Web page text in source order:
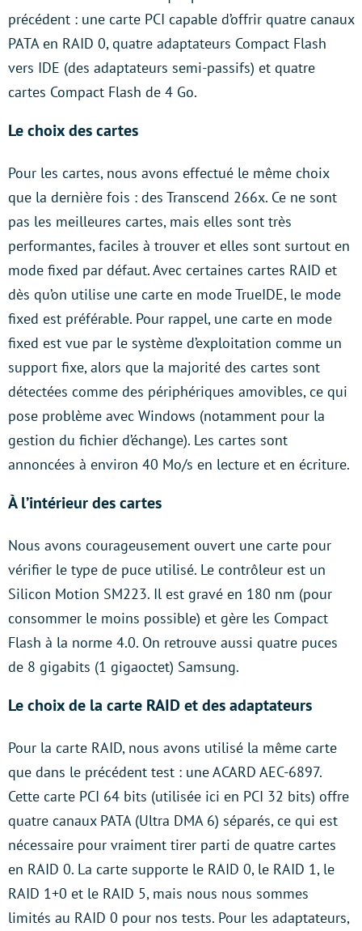
précédent : une carte PCI capable d’offrir quatre canaux
PATA en RAID 0, quatre adaptateurs Compact Flash
vers IDE (des adaptateurs semi-passifs) et quatre
cartes Compact Flash de 4 Go.
Le choix des cartes
Pour les cartes, nous avons effectué le même choix
que la dernière fois : des Transcend 266x. Ce ne sont
pas les meilleures cartes, mais elles sont très
performantes, faciles à trouver et elles sont surtout en
mode fixed par défaut. Avec certaines cartes RAID et
dès qu’on utilise une carte en mode TrueIDE, le mode
fixed est préférable. Pour rappel, une carte en mode
fixed est vue par le système d’exploitation comme un
support fixe, alors que la majorité des cartes sont
détectées comme des périphériques amovibles, ce qui
pose problème avec Windows (notamment pour la
gestion du fichier d’échange). Les cartes sont
annoncées à environ 40 Mo/s en lecture et en écriture.
À l’intérieur des cartes
Nous avons courageusement ouvert une carte pour
vérifier le type de puce utilisé. Le contrôleur est un
Silicon Motion SM223. Il est gravé en 180 nm (pour
consommer le moins possible) et gère les Compact
Flash à la norme 4.0. On retrouve aussi quatre puces
de 8 gigabits (1 gigaoctet) Samsung.
Le choix de la carte RAID et des adaptateurs
Pour la carte RAID, nous avons utilisé la même carte
que dans le précédent test : une ACARD AEC-6897.
Cette carte PCI 64 bits (utilisée ici en PCI 32 bits) offre
quatre canaux PATA (Ultra DMA 6) séparés, ce qui est
nécessaire pour vraiment tirer parti de quatre cartes
en RAID 0. La carte supporte le RAID 0, le RAID 1, le
RAID 1+0 et le RAID 5, mais nous nous sommes
limités au RAID 0 pour nos tests. Pour les adaptateurs,